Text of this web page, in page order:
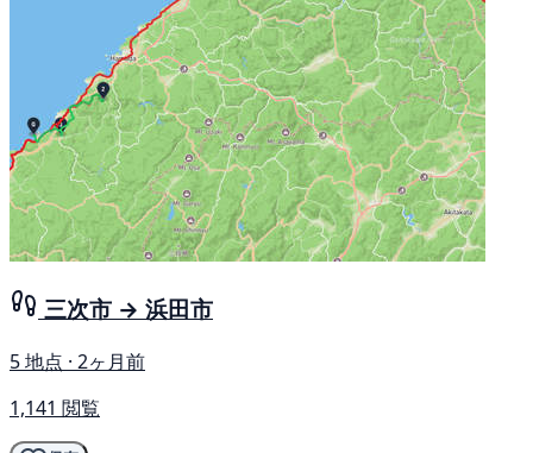
三次市 → 浜田市
5 地点 · 2ヶ月前
1,141 閲覧